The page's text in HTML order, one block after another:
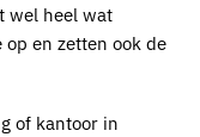
wel heel wat
op en zetten ook de
of kantoor in